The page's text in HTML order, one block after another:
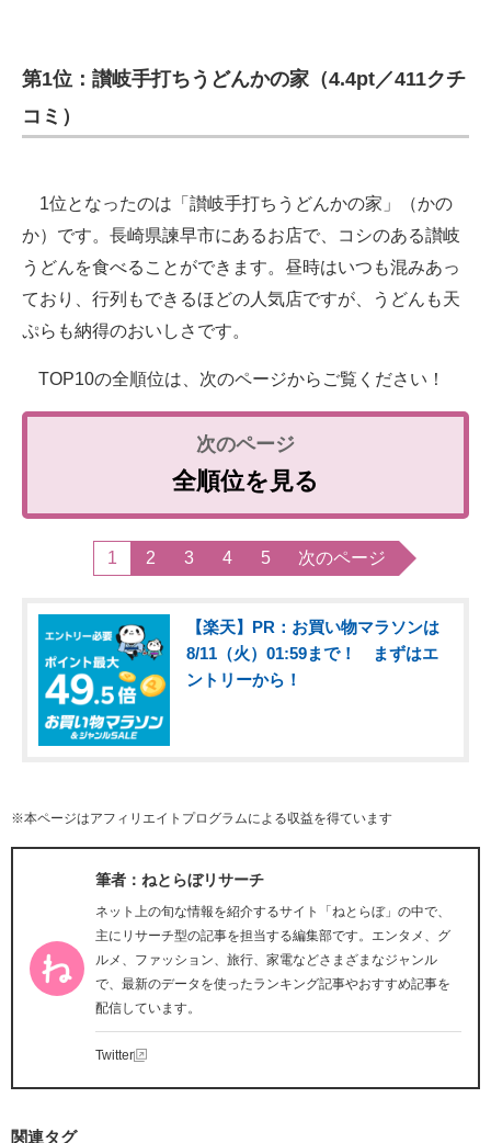
第1位：讃岐手打ちうどんかの家（4.4pt／411クチ
コミ）
1位となったのは「讃岐手打ちうどんかの家」（かの
か）です。長崎県諫早市にあるお店で、コシのある讃岐
うどんを食べることができます。昼時はいつも混みあっ
ており、行列もできるほどの人気店ですが、うどんも天
ぷらも納得のおいしさです。
TOP10の全順位は、次のページからご覧ください！
全順位を見る
1 2 3 4 5 次のページ
【楽天】PR：お買い物マラソンは
8/11（火）01:59まで！ まずはエ
ントリーから！
※本ページはアフィリエイトプログラムによる収益を得ています
筆者：ねとらぼリサーチ
ネット上の旬な情報を紹介するサイト「ねとらぼ」の中で、
主にリサーチ型の記事を担当する編集部です。エンタメ、グ
ルメ、ファッション、旅行、家電などさまざまなジャンル
で、最新のデータを使ったランキング記事やおすすめ記事を
配信しています。
Twitter
関連タグ